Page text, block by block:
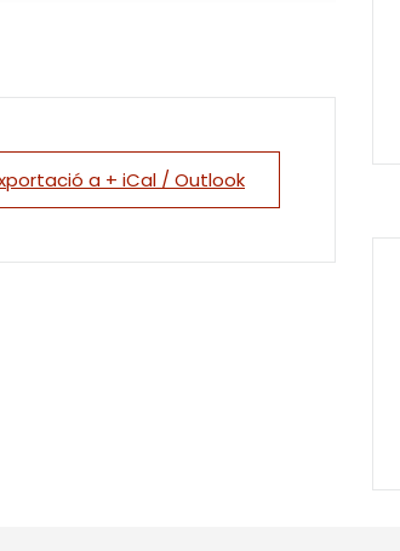
a + iCal / Outlook